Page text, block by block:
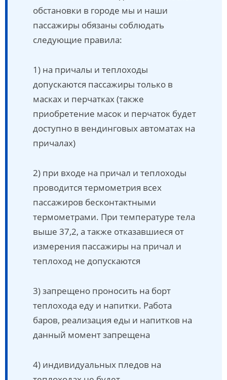
обстановки в городе мы и наши
пассажиры обязаны соблюдать
следующие правила:
1) на причалы и теплоходы
допускаются пассажиры только в
масках и перчатках (также
приобретение масок и перчаток будет
доступно в вендинговых автоматах на
причалах)
2) при входе на причал и теплоходы
проводится термометрия всех
пассажиров бесконтактными
термометрами. При температуре тела
выше 37,2, а также отказавшиеся от
измерения пассажиры на причал и
теплоход не допускаются
3) запрещено проносить на борт
теплохода еду и напитки. Работа
баров, реализация еды и напитков на
данный момент запрещена
4) индивидуальных пледов на